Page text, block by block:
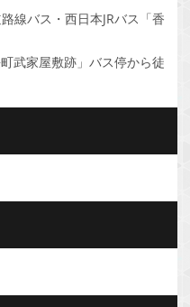
線バス・西日本JRバス「香
武家屋敷跡」バス停から徒